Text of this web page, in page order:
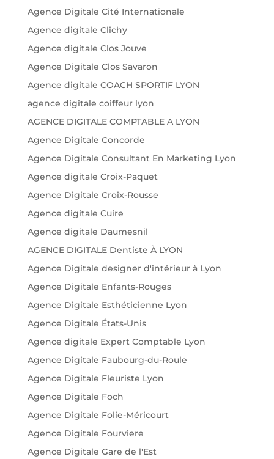
Agence Digitale Cité Internationale
Agence digitale Clichy
Agence digitale Clos Jouve
Agence Digitale Clos Savaron
Agence digitale COACH SPORTIF LYON
agence digitale coiffeur lyon
AGENCE DIGITALE COMPTABLE A LYON
Agence Digitale Concorde
Agence Digitale Consultant En Marketing Lyon
Agence digitale Croix-Paquet
Agence Digitale Croix-Rousse
Agence digitale Cuire
Agence digitale Daumesnil
AGENCE DIGITALE Dentiste À LYON
Agence Digitale designer d'intérieur à Lyon
Agence Digitale Enfants-Rouges
Agence Digitale Esthéticienne Lyon
Agence Digitale États-Unis
Agence digitale Expert Comptable Lyon
Agence Digitale Faubourg-du-Roule
Agence Digitale Fleuriste Lyon
Agence Digitale Foch
Agence Digitale Folie-Méricourt
Agence Digitale Fourviere
Agence Digitale Gare de l'Est